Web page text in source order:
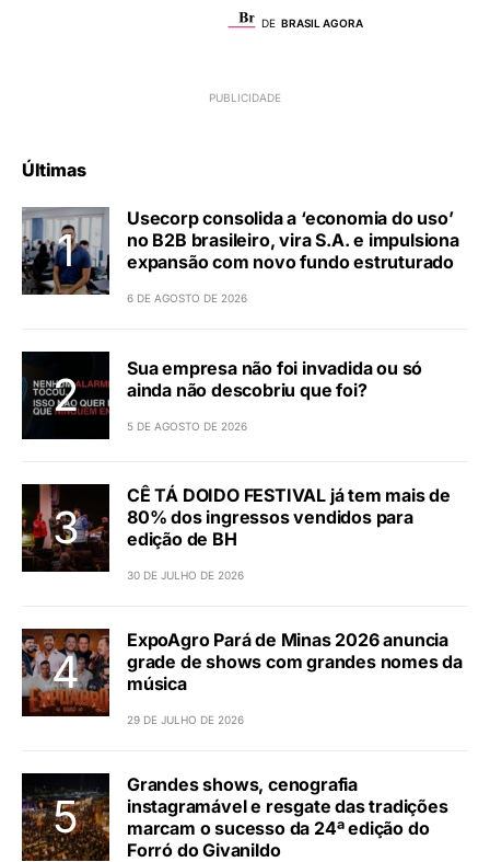
DE BRASIL AGORA
Últimas
Usecorp consolida a ‘economia do uso’
no B2B brasileiro, vira S.A. e impulsiona
expansão com novo fundo estruturado
6 DE AGOSTO DE 2026
Sua empresa não foi invadida ou só
ainda não descobriu que foi?
5 DE AGOSTO DE 2026
CÊ TÁ DOIDO FESTIVAL já tem mais de
80% dos ingressos vendidos para
edição de BH
30 DE JULHO DE 2026
ExpoAgro Pará de Minas 2026 anuncia
grade de shows com grandes nomes da
música
29 DE JULHO DE 2026
Grandes shows, cenografia
instagramável e resgate das tradições
marcam o sucesso da 24ª edição do
Forró do Givanildo